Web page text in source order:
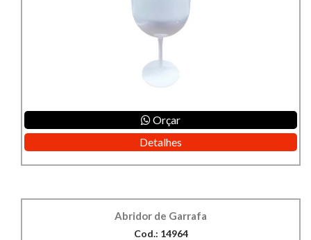
Orçar
Detalhes
Abridor de Garrafa
Cod.: 14964